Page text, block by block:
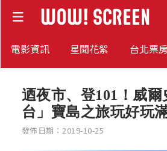
電影資訊 星聞花絮 台北票房
迺夜市、登101！威爾
台」寶島之旅玩好玩
發佈日期：2019-10-25